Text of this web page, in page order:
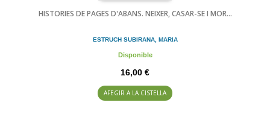
HISTORIES DE PAGES D'ABANS. NEIXER, CASAR-SE I MOR...
ESTRUCH SUBIRANA, MARIA
Disponible
16,00 €
AFEGIR A LA CISTELLA